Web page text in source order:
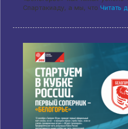
Спартакиаду, а мы, что Читать